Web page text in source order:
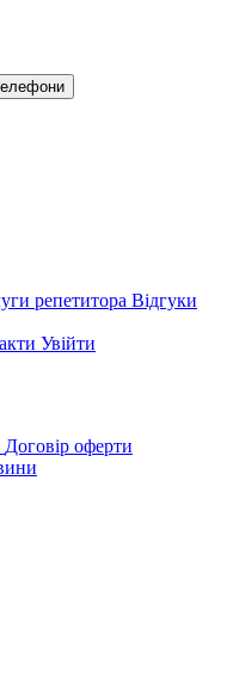
репетитора Відгуки
Увійти
Договір оферти